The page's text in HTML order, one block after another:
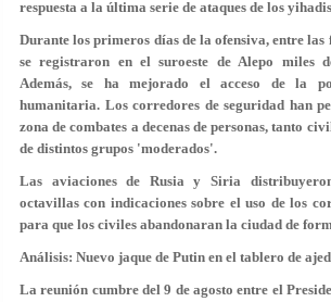
respuesta a la última serie de ataques de los
Durante los primeros días de la ofensiva, entre las
se registraron en el suroeste de Alepo miles
Además, se ha mejorado el acceso de la
humanitaria. Los corredores de seguridad han
zona de combates a decenas de personas, tanto
de distintos grupos 'moderados'.
Las aviaciones de Rusia y Siria
octavillas con indicaciones sobre el uso de los
para que los civiles abandonaran la ciudad de
Análisis: Nuevo jaque de Putin en el tablero de
La reunión cumbre del 9 de agosto entre el